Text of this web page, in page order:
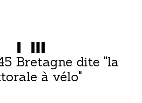
Bretagne dite "la
à vélo"